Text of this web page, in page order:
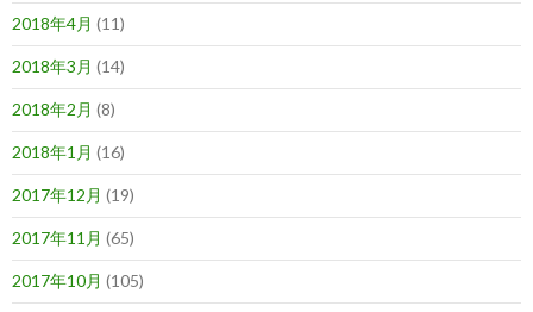
2018年4月 (11)
2018年3月 (14)
2018年2月 (8)
2018年1月 (16)
2017年12月 (19)
2017年11月 (65)
2017年10月 (105)